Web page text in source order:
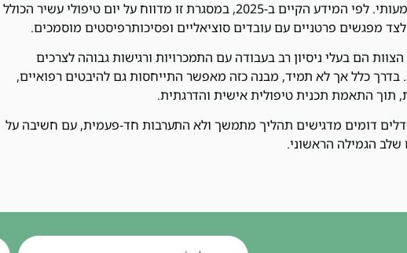
לאפשר תהליך החלמה יציב ומשמעותי. לפי המידע הקיים ב-2025, במסגרת זו מדווח על יום טיפולי עשיר הכולל
מפגשים פרטניים עם עובדים סוציאליים ופסיכותרפיסטים מוסמכים.
הם בעלי ניסיון רב בעבודה עם התמכרויות ורגישות גבוהה לצרכים
כלל אך לא תמיד, מבנה כזה מאפשר התייחסות גם להיבטים רפואיים,
תוך התאמת תכנית טיפולית אישית והדרגתית.
דומים מדגישים תהליך מתמשך ולא התערבות חד-פעמית, עם חשיבה על
הגמילה הראשוני.